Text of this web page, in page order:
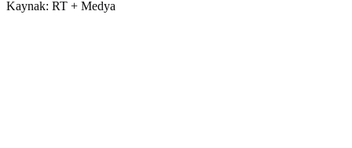
Kaynak: RT + Medya